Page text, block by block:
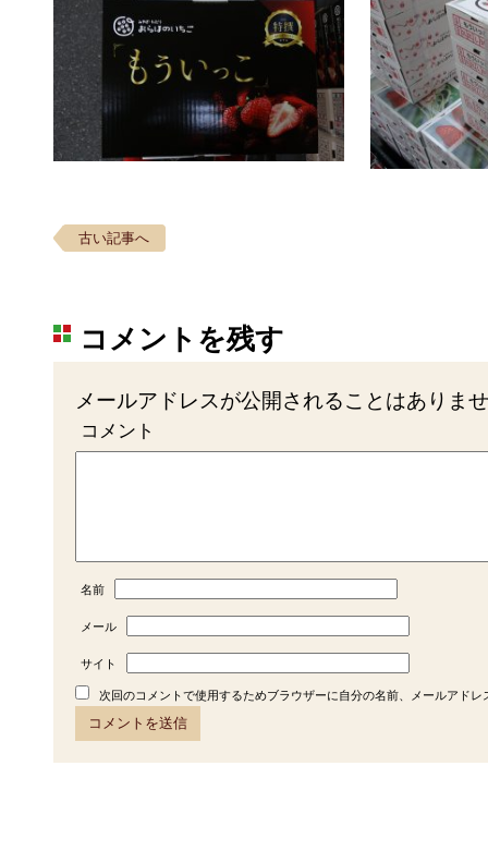
古い記事へ
コメントを残す
メールアドレスが公開されることはありま
コメント
名前
メール
サイト
次回のコメントで使用するためブラウザーに自分の名前、メールアドレ